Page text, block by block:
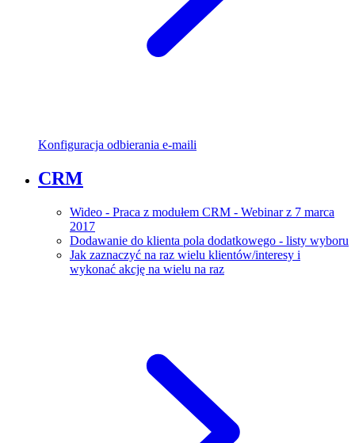
Konfiguracja odbierania e-maili
CRM
Wideo - Praca z modułem CRM - Webinar z 7 marca
2017
Dodawanie do klienta pola dodatkowego - listy wyboru
Jak zaznaczyć na raz wielu klientów/interesy i
wykonać akcję na wielu na raz